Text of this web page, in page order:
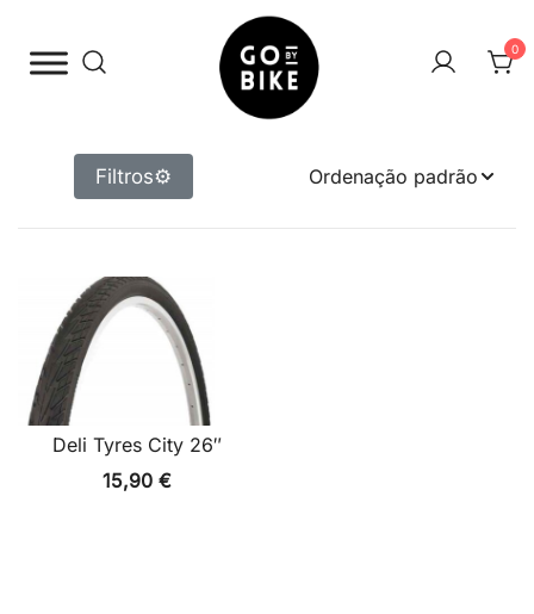
para
0
Filtros⚙
Deli Tyres City 26″
15,90 €